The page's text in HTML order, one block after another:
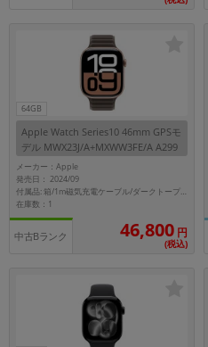
64GB
Apple Watch Series10 46mm GPSモ
デル MWX23J/A+MXWW3FE/A A299
9【ローズゴールドアルミニウムケ
ース/ダークトープマグネティックリ
ンク】
メーカー：Apple
発売日： 2024/09
付属品: 箱/1m磁気充電ケーブル/ダークトープマグネティックリンク(S/M)/マニュアル
在庫数：1
中古Bランク 46,800 円
(税込)